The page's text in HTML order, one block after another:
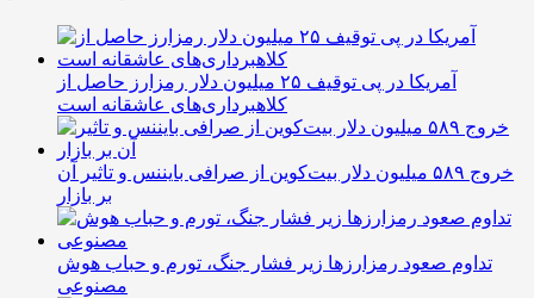
آمریکا در پی توقیف ۲۵ میلیون دلار رمزارز حاصل از
کلاهبرداری‌های عاشقانه است
خروج ۵۸۹ میلیون دلار بیت‌کوین از صرافی بایننس و تاثیر آن
بر بازار
تداوم صعود رمزارزها زیر فشار جنگ، تورم و حباب هوش
مصنوعی